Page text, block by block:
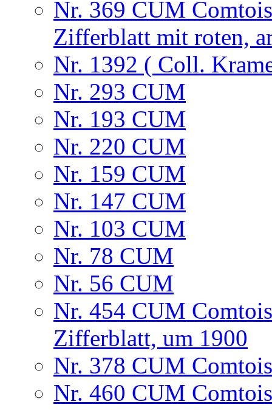
Nr. 369 CUM
Zifferblatt mit roten,
Nr. 1392 ( Coll.
Nr. 293 CUM
Nr. 193 CUM
Nr. 220 CUM
Nr. 159 CUM
Nr. 147 CUM
Nr. 103 CUM
Nr. 78 CUM
Nr. 56 CUM
Nr. 454 CUM
Zifferblatt, um 1900
Nr. 378 CUM
Nr. 460 CUM